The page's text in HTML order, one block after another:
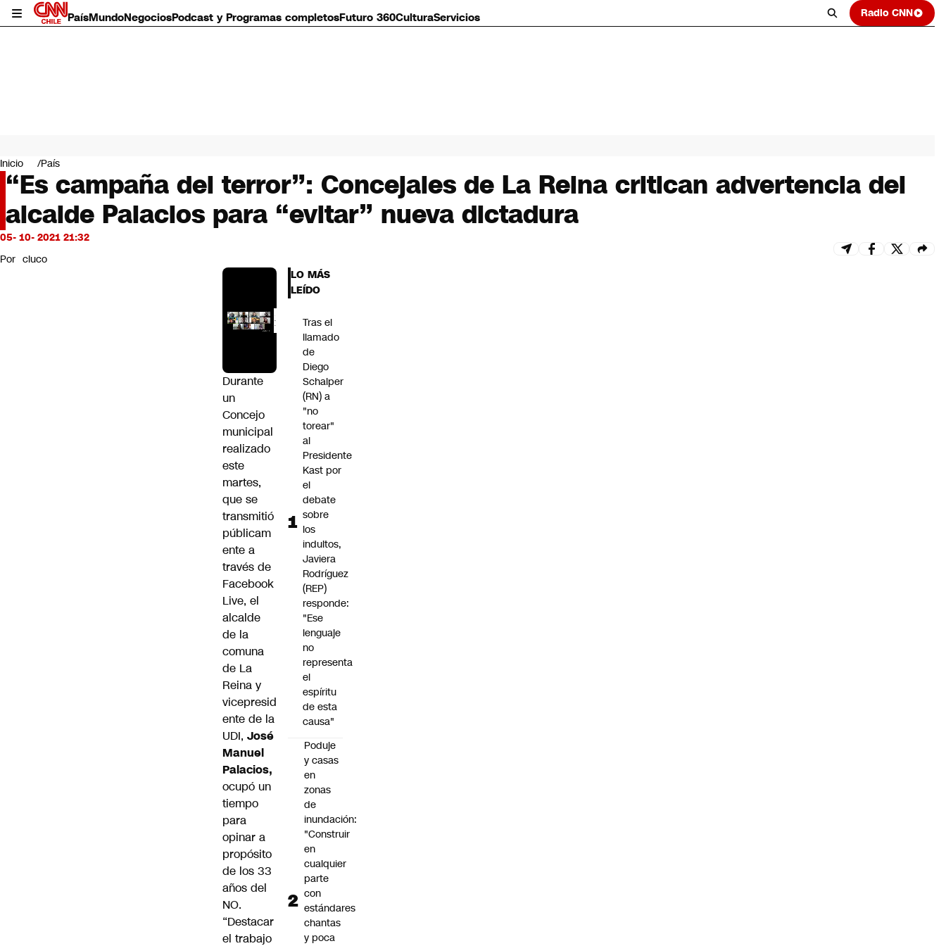
PaísMundoNegociosPodcast y Programas completosFuturo 360CulturaServicios Radio CNN
Mundo
Negocios
Deportes
Programas completos
Cultura
Servicios
Bits
CNN Data
Inicio País
“Es campaña del terror”: Concejales de La Reina critican advertencia del
alcalde Palacios para “evitar” nueva dictadura
05- 10- 2021 21:32
Por cluco
Durante
un
Concejo
municipal
realizado
este
martes,
que se
transmitió
públicam
ente a
través de
Facebook
Live, el
alcalde
de la
comuna
de La
Reina y
vicepresid
ente de la
UDI, José
Manuel
Palacios,
ocupó un
tiempo
para
opinar a
propósito
de los 33
años del
NO.
“Destacar
el trabajo
LO MÁS
LEÍDO
Tras el
llamado
de
Diego
Schalper
(RN) a
"no
torear"
al
Presidente
Kast por
el
debate
sobre
los
indultos,
Javiera
Rodríguez
(REP)
responde:
"Ese
lenguaje
no
representa
el
espíritu
de esta
causa"
Poduje
y casas
en
zonas
de
inundación:
"Construir
en
cualquier
parte
con
estándares
chantas
y poca